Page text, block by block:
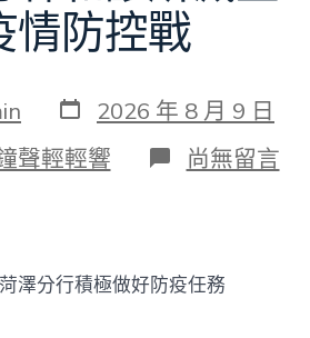
情防控戰
發
表
日
期
2026 年 8 月 9 日
聲輕輕響 在
〈眾
農
行
尚無留言
澤分行積極做好防疫任務